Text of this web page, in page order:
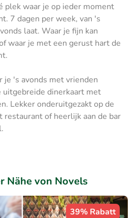
plek waar je op ieder moment
7 dagen per week, van 's
laat. Waar je fijn kan
waar je met een gerust hart de
je 's avonds met vrienden
uitgebreide dinerkaart met
Lekker onderuitgezakt op de
restaurant of heerlijk aan de bar
Nähe von Novels
39% Rabatt